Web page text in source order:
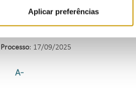
Aplicar preferências
1, al. a) e artigo 9.º, n.º 1, do
: 17/09/2025